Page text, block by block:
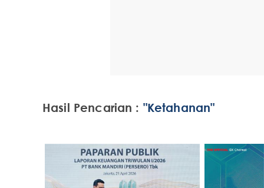
Hasil Pencarian : "Ketahanan"